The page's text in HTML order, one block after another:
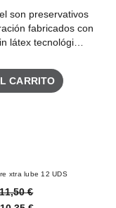
son preservativos
fabricados con
látex tecnológi…
CARRITO
xtra lube 12 UDS
11,50 €